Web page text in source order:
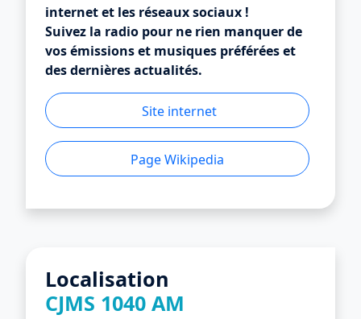
internet et les réseaux sociaux !
Suivez la radio pour ne rien manquer de
vos émissions et musiques préférées et
des dernières actualités.
Site internet
Page Wikipedia
Localisation
CJMS 1040 AM